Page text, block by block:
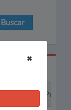
Buscar
Puesto